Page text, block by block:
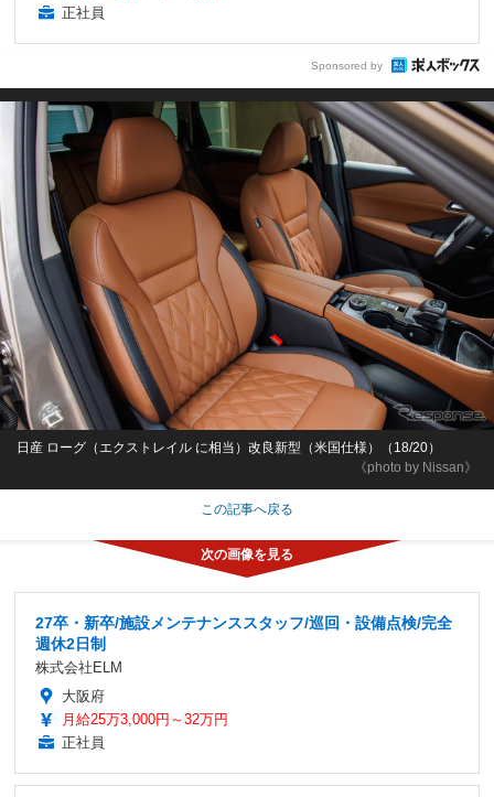
正社員
Sponsored by
《photo by Nissan》
日産 ローグ（エクストレイル に相当）改良新型（米国仕様）（18/20）
この記事へ戻る
27卒・新卒/施設メンテナンススタッフ/巡回・設備点検/完全
週休2日制
株式会社ELM
大阪府
月給25万3,000円～32万円
正社員